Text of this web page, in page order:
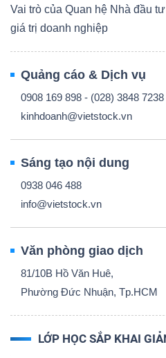
Vai trò của Quan hệ Nhà đầu
giá trị doanh nghiệp
Quảng cáo & Dịch vụ
0908 169 898 - (028) 3848 7238
kinhdoanh@vietstock.vn
Sáng tạo nội dung
0938 046 488
info@vietstock.vn
Văn phòng giao dịch
81/10B Hồ Văn Huê,
Phường Đức Nhuận, Tp.HCM
LỚP HỌC SẮP KHAI